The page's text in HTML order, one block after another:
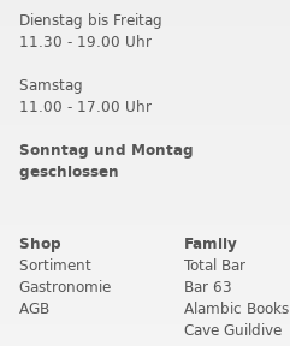
Dienstag bis Freitag
11.30 - 19.00 Uhr
Samstag
11.00 - 17.00 Uhr
Sonntag und Montag
geschlossen
Shop
Sortiment
Gastronomie
AGB
Family
Total Bar
Bar 63
Alambic Books
Cave Guildive